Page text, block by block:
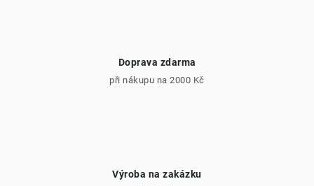
Doprava zdarma
při nákupu na 2000 Kč
Výroba na zakázku